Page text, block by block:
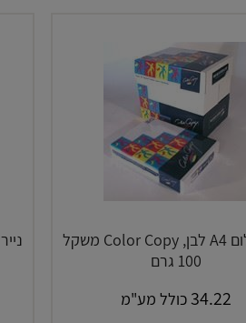
נייר צילום A4 לבן, Color Copy משקל
100 גרם
34.22 כולל מע"מ